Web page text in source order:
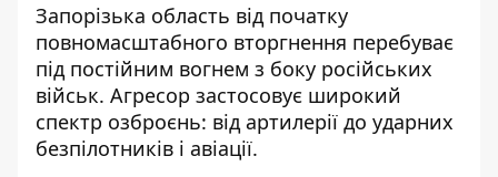
Запорізька область від початку
повномасштабного вторгнення перебуває
під постійним вогнем з боку російських
військ. Агресор застосовує широкий
спектр озброєнь: від артилерії до ударних
безпілотників і авіації.